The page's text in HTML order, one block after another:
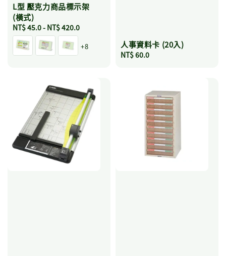
L型 壓克力商品標示架
(橫式)
Regular
price
NT$ 45.0- NT$ 420.0
+8 人事資料卡 (20入)
Regular
NT$ 60.0